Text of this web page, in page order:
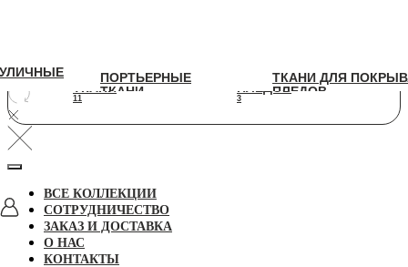
ПОРТЬЕРНЫЕ
ТКАНИ
11
ТКАНИ ДЛЯ ПОКРЫВАЛ И
ПЛЕДОВ
3
ПОРТЬЕРНЫЕ
ТКАНИ
ТКАНИ ДЛЯ
ПЛЕДОВ
УЛИЧНЫЕ
ВСЕ КОЛЛЕКЦИИ
СОТРУДНИЧЕСТВО
ЗАКАЗ И ДОСТАВКА
О НАС
КОНТАКТЫ